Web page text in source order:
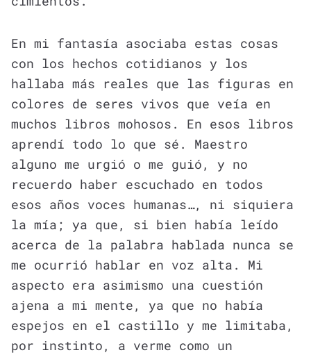
En mi fantasía asociaba estas cosas
con los hechos cotidianos y los
hallaba más reales que las figuras en
colores de seres vivos que veía en
muchos libros mohosos. En esos libros
aprendí todo lo que sé. Maestro
alguno me urgió o me guió, y no
recuerdo haber escuchado en todos
esos años voces humanas…, ni siquiera
la mía; ya que, si bien había leído
acerca de la palabra hablada nunca se
me ocurrió hablar en voz alta. Mi
aspecto era asimismo una cuestión
ajena a mi mente, ya que no había
espejos en el castillo y me limitaba,
por instinto, a verme como un